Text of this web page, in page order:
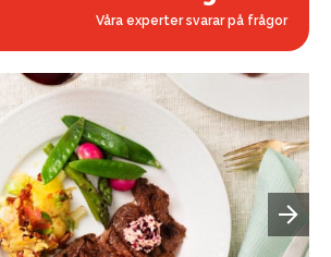
Våra experter svarar på frågor